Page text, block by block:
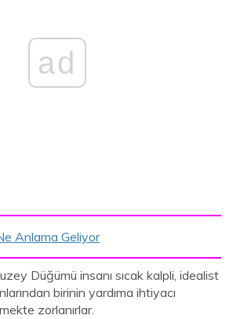
ad
Anlama Geliyor
Düğümü insanı sıcak kalpli, idealist
birinin yardıma ihtiyacı
zorlanırlar.